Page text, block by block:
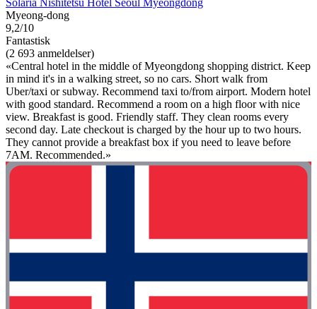
Myeong-dong
9,2/10
Fantastisk
(2 693 anmeldelser)
«Central hotel in the middle of Myeongdong shopping district. Keep
in mind it's in a walking street, so no cars. Short walk from
Uber/taxi or subway. Recommend taxi to/from airport. Modern hotel
with good standard. Recommend a room on a high floor with nice
view. Breakfast is good. Friendly staff. They clean rooms every
second day. Late checkout is charged by the hour up to two hours.
They cannot provide a breakfast box if you need to leave before
7AM. Recommended.»